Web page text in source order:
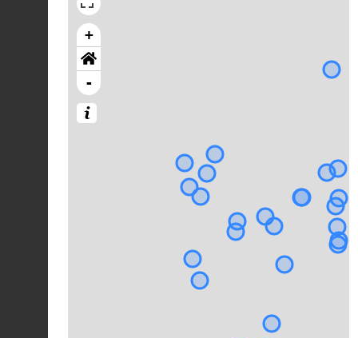
+
-